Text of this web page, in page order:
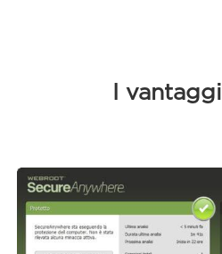
I vantaggi